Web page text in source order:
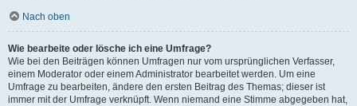
Nach oben
Wie bearbeite oder lösche ich eine Umfrage?
Wie bei den Beiträgen können Umfragen nur vom ursprünglichen Verfasser,
einem Moderator oder einem Administrator bearbeitet werden. Um eine
Umfrage zu bearbeiten, ändere den ersten Beitrag des Themas; dieser ist
immer mit der Umfrage verknüpft. Wenn niemand eine Stimme abgegeben hat,